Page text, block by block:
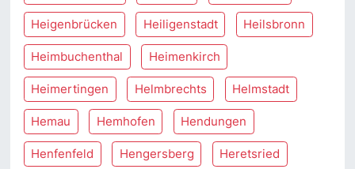
Heigenbrücken Heiligenstadt Heilsbronn
Heimbuchenthal Heimenkirch
Heimertingen Helmbrechts Helmstadt
Hemau Hemhofen Hendungen
Henfenfeld Hengersberg Heretsried